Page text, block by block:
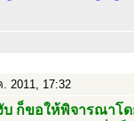
2011, 17:32
บ ก็ขอให้พิจารณาโ